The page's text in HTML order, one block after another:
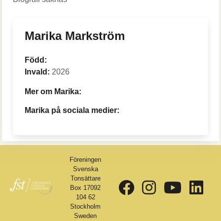
Marika Markström
Född:
Invald: 2026
Mer om Marika:
Marika på sociala medier:
Föreningen
Svenska
Tonsättare
Box 17092
104 62
Stockholm
Sweden